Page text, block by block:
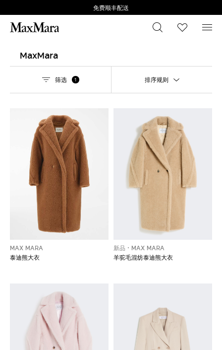
免费顺丰配送
搜索 心愿清
菜
MaxMara
筛选 1 排序规则
MAX MARA
泰迪熊大衣
新品
MAX MARA
羊驼毛混纺泰迪熊大衣